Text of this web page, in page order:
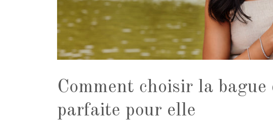
Comment choisir la bague
parfaite pour elle